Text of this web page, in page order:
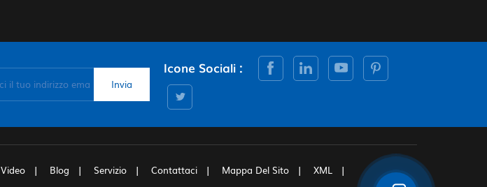
Icone Sociali :
Video Blog Servizio Contattaci Mappa Del Sito
XML